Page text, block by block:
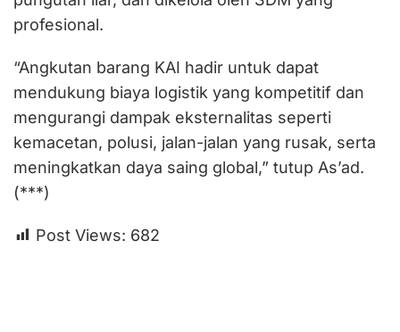
profesional.
“Angkutan barang KAI hadir untuk dapat
mendukung biaya logistik yang kompetitif dan
mengurangi dampak eksternalitas seperti
kemacetan, polusi, jalan-jalan yang rusak, serta
meningkatkan daya saing global,” tutup As’ad.
(***)
Post Views: 682